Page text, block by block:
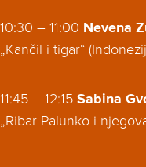
10:30 – 11:00 Nevena
„Kančil i tigar“
11:45 – 12:15 Sabina
„Ribar Palunko i